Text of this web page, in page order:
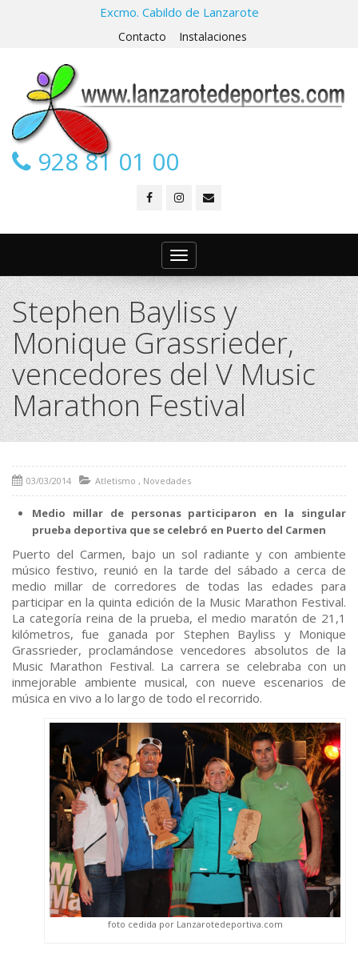
Excmo. Cabildo de Lanzarote
Contacto Instalaciones
928 81 01 00
Toggle
navigation
Stephen Bayliss y
Monique Grassrieder,
vencedores del V Music
Marathon Festival
03/03/2014 Atletismo , Novedades
Medio millar de personas participaron en la singular
prueba deportiva que se celebró en Puerto del Carmen
Puerto del Carmen, bajo un sol radiante y con ambiente
músico festivo, reunió en la tarde del sábado a cerca de
medio millar de corredores de todas las edades para
participar en la quinta edición de la Music Marathon Festival.
La categoría reina de la prueba, el medio maratón de 21,1
kilómetros, fue ganada por Stephen Bayliss y Monique
Grassrieder, proclamándose vencedores absolutos de la
Music Marathon Festival. La carrera se celebraba con un
inmejorable ambiente musical, con nueve escenarios de
música en vivo a lo largo de todo el recorrido.
foto cedida por Lanzarotedeportiva.com